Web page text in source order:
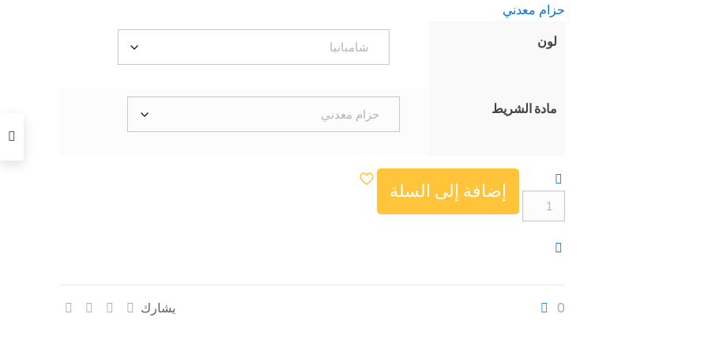
حزام معدني
لون
مادة الشريط
كمية
DTNO.1
DT96
Retina
إضافة إلى السلة
يشارك 0